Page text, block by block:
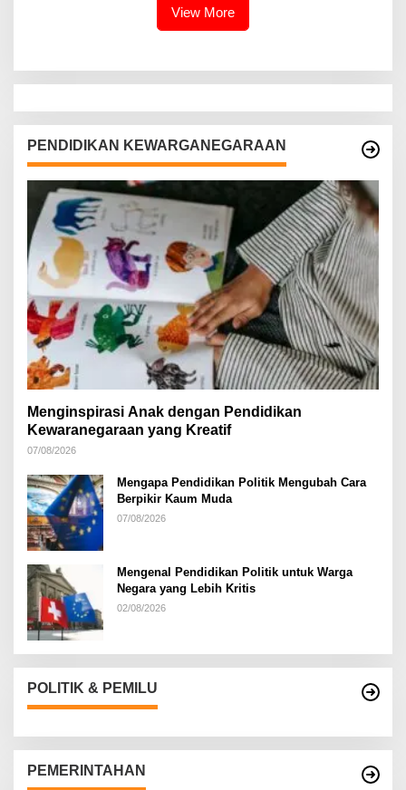
View More
PENDIDIKAN KEWARGANEGARAAN
Menginspirasi Anak dengan Pendidikan
Kewaranegaraan yang Kreatif
07/08/2026
Mengapa Pendidikan Politik Mengubah Cara
Berpikir Kaum Muda
07/08/2026
Mengenal Pendidikan Politik untuk Warga
Negara yang Lebih Kritis
02/08/2026
POLITIK & PEMILU
PEMERINTAHAN